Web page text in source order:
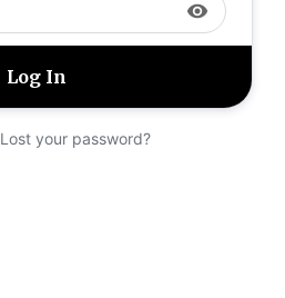
visibility
Lost your password?